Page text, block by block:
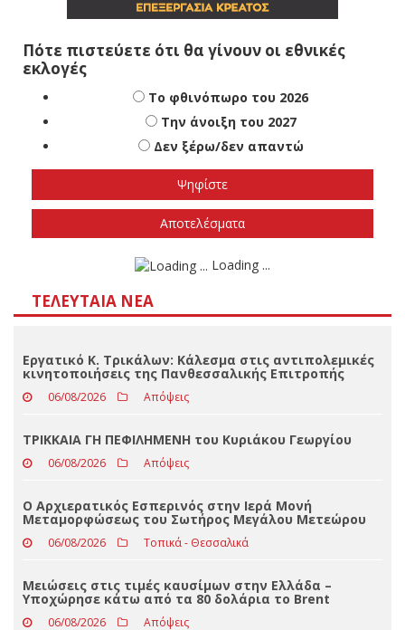
Πότε πιστεύετε ότι θα γίνουν οι εθνικές
εκλογές
Το φθινόπωρο του 2026
Την άνοιξη του 2027
Δεν ξέρω/δεν απαντώ
ΤΕΛΕΥΤΑΊΑ ΝΈΑ
Εργατικό Κ. Τρικάλων: Κάλεσμα στις αντιπολεμικές
κινητοποιήσεις της Πανθεσσαλικής Επιτροπής
ΤΡΙΚΚΑΙΑ ΓΗ ΠΕΦΙΛΗΜΕΝΗ του Κυριάκου Γεωργίου
06/08/2026 Απόψεις
Ο Αρχιερατικός Εσπερινός στην Ιερά Μονή
Μεταμορφώσεως του Σωτήρος Μεγάλου Μετεώρου
06/08/2026 Τοπικά - Θεσσαλικά